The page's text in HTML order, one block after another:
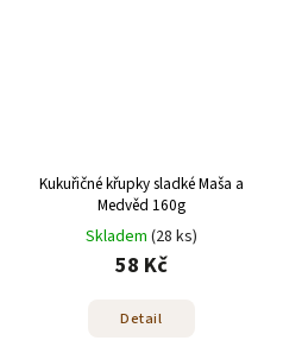
Kukuřičné křupky sladké Maša a
Medvěd 160g
Skladem (28 ks)
58 Kč
Detail